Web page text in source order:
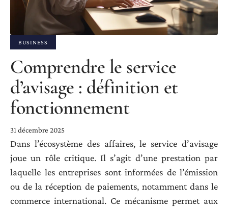
BUSINESS
Comprendre le service
d’avisage : définition et
fonctionnement
31 décembre 2025
Dans l’écosystème des affaires, le service d’avisage
joue un rôle critique. Il s’agit d’une prestation par
laquelle les entreprises sont informées de l’émission
ou de la réception de paiements, notamment dans le
commerce international. Ce mécanisme permet aux